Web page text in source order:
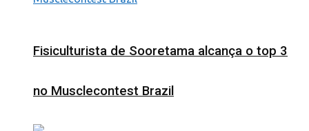
Fisiculturista de Sooretama alcança o top 3
no Musclecontest Brazil